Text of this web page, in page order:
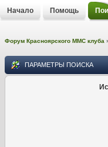
Начало Помощь
Форум Красноярского MMC клуба
ПАРАМЕТРЫ ПОИСКА